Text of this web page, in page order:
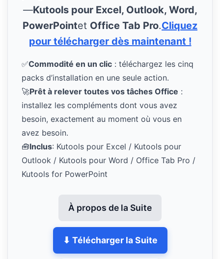
—Kutools pour Excel, Outlook, Word,
PowerPointet Office Tab Pro.Cliquez
pour télécharger dès maintenant !
✅Commodité en un clic : téléchargez les cinq
packs d’installation en une seule action.
🚀Prêt à relever toutes vos tâches Office :
installez les compléments dont vous avez
besoin, exactement au moment où vous en
avez besoin.
🧰Inclus: Kutools pour Excel / Kutools pour
Outlook / Kutools pour Word / Office Tab Pro /
Kutools for PowerPoint
À propos de la Suite
⬇ Télécharger la Suite